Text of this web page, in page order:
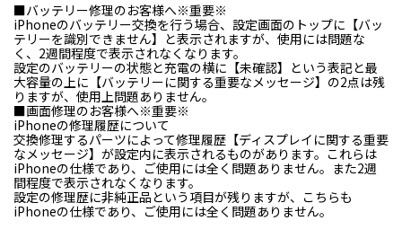
■バッテリー修理のお客様へ※重要※
iPhoneのバッテリー交換を行う場合、設定画面のトップに【バッ
テリーを識別できません】と表示されますが、使用には問題な
く、2週間程度で表示されなくなります。
設定のバッテリーの状態と充電の横に【未確認】という表記と最
大容量の上に【バッテリーに関する重要なメッセージ】の2点は残
りますが、使用上問題ありません。
■画面修理のお客様へ※重要※
iPhoneの修理履歴について
交換修理するパーツによって修理履歴【ディスプレイに関する重要
なメッセージ】が設定内に表示されるものがあります。これらは
iPhoneの仕様であり、ご使用には全く問題ありません。また2週
間程度で表示されなくなります。
設定の修理歴に非純正品という項目が残りますが、こちらも
iPhoneの仕様であり、ご使用には全く問題ありません。